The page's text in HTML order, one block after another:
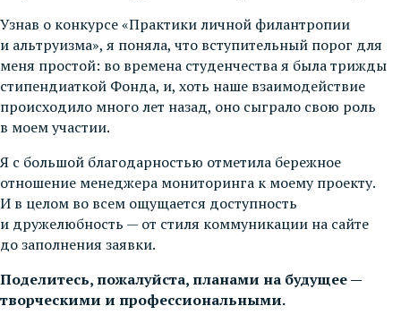
Узнав о конкурсе «Практики личной филантропии
и альтруизма», я поняла, что вступительный порог для
меня простой: во времена студенчества я была трижды
стипендиаткой Фонда, и, хоть наше взаимодействие
происходило много лет назад, оно сыграло свою роль
в моем участии.
Я с большой благодарностью отметила бережное
отношение менеджера мониторинга к моему проекту.
И в целом во всем ощущается доступность
и дружелюбность — от стиля коммуникации на сайте
до заполнения заявки.
Поделитесь, пожалуйста, планами на будущее —
творческими и профессиональными.